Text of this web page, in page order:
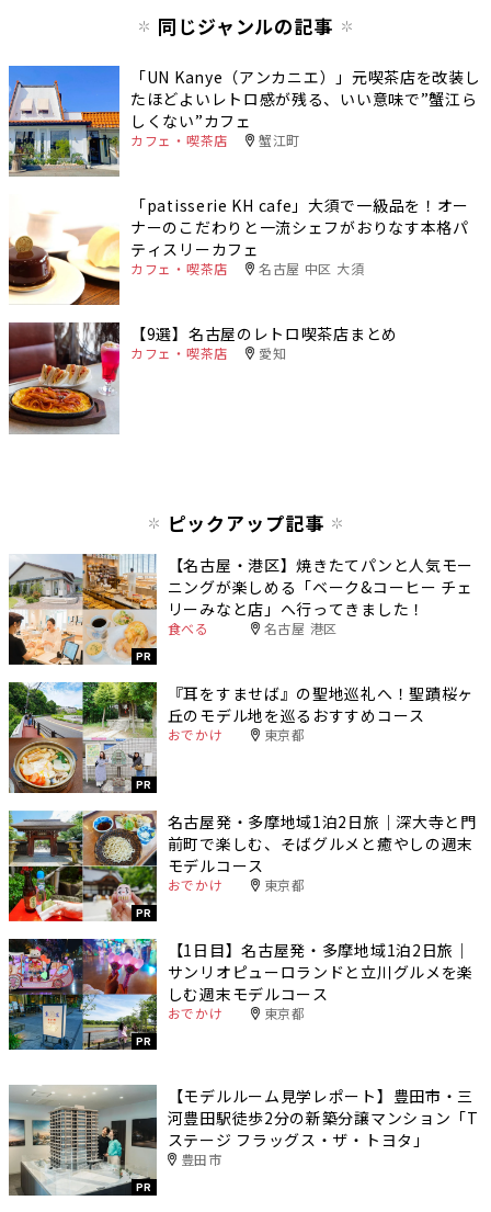
同じジャンルの記事
「UN Kanye（アンカニエ）」元喫茶店を改装し
たほどよいレトロ感が残る、いい意味で”蟹江ら
しくない”カフェ
カフェ・喫茶店 蟹江町
「patisserie KH cafe」大須で一級品を！オー
ナーのこだわりと一流シェフがおりなす本格パ
ティスリーカフェ
カフェ・喫茶店 名古屋 中区 大須
【9選】名古屋のレトロ喫茶店まとめ
カフェ・喫茶店 愛知
ピックアップ記事
PR
【名古屋・港区】焼きたてパンと人気モー
ニングが楽しめる「ベーク&コーヒー チェ
リーみなと店」へ行ってきました！
食べる 名古屋 港区
PR
『耳をすませば』の聖地巡礼へ！聖蹟桜ヶ
丘のモデル地を巡るおすすめコース
おでかけ 東京都
PR
名古屋発・多摩地域1泊2日旅｜深大寺と門
前町で楽しむ、そばグルメと癒やしの週末
モデルコース
おでかけ 東京都
PR
【1日目】名古屋発・多摩地域1泊2日旅｜
サンリオピューロランドと立川グルメを楽
しむ週末モデルコース
おでかけ 東京都
PR
【モデルルーム見学レポート】豊田市・三
河豊田駅徒歩2分の新築分譲マンション「T
ステージ フラッグス・ザ・トヨタ」
豊田市